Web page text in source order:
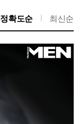
정확도순 최신순